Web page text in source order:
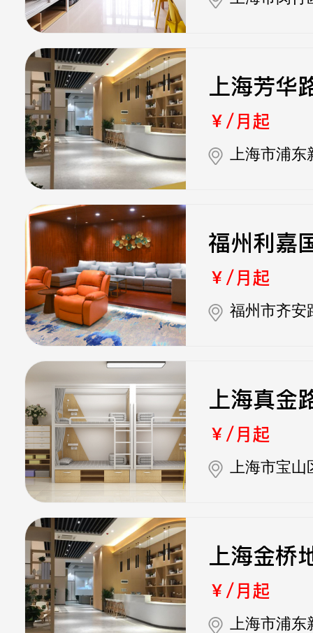
上海芳华
￥/月起
上海市浦东
福州利嘉
￥/月起
福州市齐安
上海真金
￥/月起
上海市宝山
上海金桥
￥/月起
上海市浦东